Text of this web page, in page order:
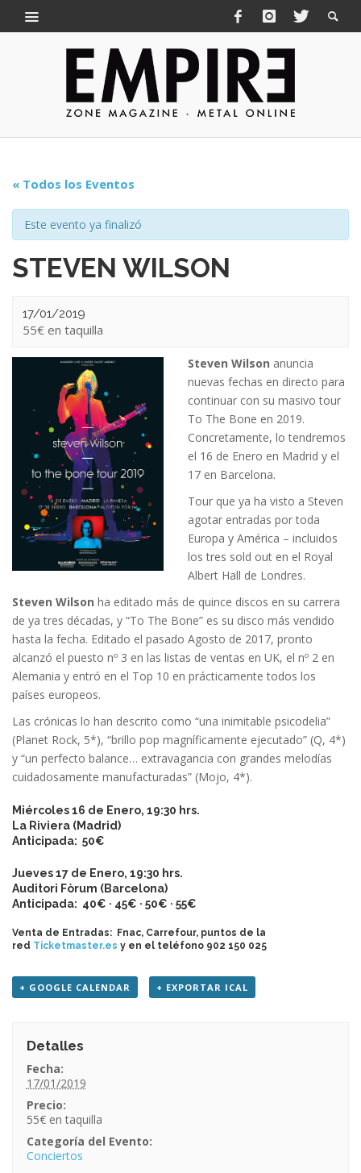
« Todos los Eventos
Este evento ya finalizó
STEVEN WILSON
17/01/2019
55€
Steven Wilson anuncia
nuevas fechas en directo para
continuar con su masivo tour
To The Bone en 2019.
Concretamente, lo tendremos
el 16 de Enero en Madrid y el
17 en Barcelona.
Tour que ya ha visto a Steven
agotar entradas por toda
Europa y América – incluidos
los tres sold out en el Royal
Albert Hall de Londres.
Steven Wilson ha editado más de quince discos en su carrera
de ya tres décadas, y “To The Bone” es su disco más vendido
hasta la fecha. Editado el pasado Agosto de 2017, pronto
alcanzó el puesto nº 3 en las listas de ventas en UK, el nº 2 en
Alemania y entró en el Top 10 en prácticamente todos los
países europeos.
Las crónicas lo han descrito como “una inimitable psicodelia”
(Planet Rock, 5*), “brillo pop magníficamente ejecutado” (Q, 4*)
y “un perfecto balance… extravagancia con grandes melodías
cuidadosamente manufacturadas” (Mojo, 4*).
Miércoles 16 de Enero, 19:30 hrs.
La Riviera (Madrid)
Anticipada: 50€
Jueves 17 de Enero, 19:30 hrs.
Auditori Fòrum (Barcelona)
Anticipada: 40€ · 45€ · 50€ · 55€
Venta de Entradas: Fnac, Carrefour, puntos de la
red Ticketmaster.es y en el teléfono 902 150 025
+ GOOGLE CALENDAR + EXPORTAR ICAL
Detalles
Fecha:
17/01/2019
Precio:
55€
Categoría del Evento:
Conciertos